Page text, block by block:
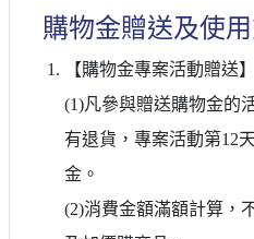
購物金贈送及使
【購物金專案活動贈送】
(1)凡參與贈送購物金的
有退貨，專案活動第12
金。
(2)消費金額滿額計算，